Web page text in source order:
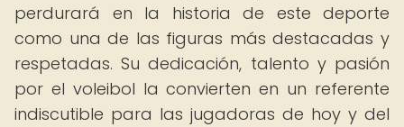
perdurará en la historia de este deporte
como una de las figuras más destacadas y
respetadas. Su dedicación, talento y pasión
por el voleibol la convierten en un referente
indiscutible para las jugadoras de hoy y del